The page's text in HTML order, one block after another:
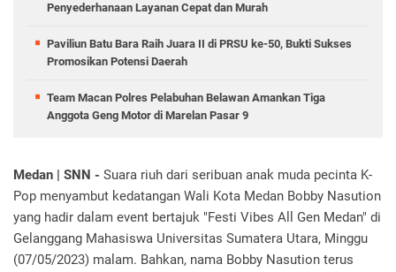
Penyederhanaan Layanan Cepat dan Murah
Paviliun Batu Bara Raih Juara II di PRSU ke-50, Bukti Sukses
Promosikan Potensi Daerah
Team Macan Polres Pelabuhan Belawan Amankan Tiga
Anggota Geng Motor di Marelan Pasar 9
Medan | SNN - Suara riuh dari seribuan anak muda pecinta K-
Pop menyambut kedatangan Wali Kota Medan Bobby Nasution
yang hadir dalam event bertajuk "Festi Vibes All Gen Medan" di
Gelanggang Mahasiswa Universitas Sumatera Utara, Minggu
(07/05/2023) malam. Bahkan, nama Bobby Nasution terus